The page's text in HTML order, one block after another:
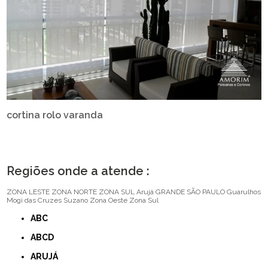
cortina rolo varanda
Regiões onde a atende :
ZONA LESTE ZONA NORTE ZONA SUL Arujá GRANDE SÃO PAULO Guarulhos
Mogi das Cruzes Suzano Zona Oeste Zona Sul
ABC
ABCD
ARUJÁ